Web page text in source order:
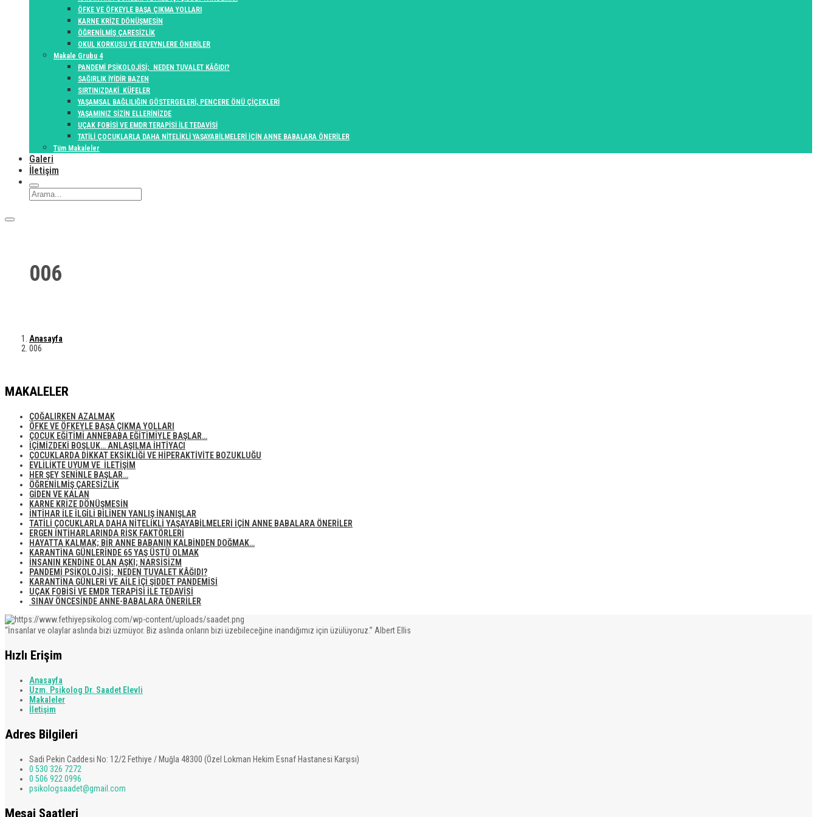
ÖFKE VE ÖFKEYLE BAŞA ÇIKMA YOLLARI
KARNE KRİZE DÖNÜŞMESİN
ÖĞRENİLMİŞ ÇARESİZLİK
OKUL KORKUSU VE EEVEYNLERE ÖNERİLER
Makale Grubu 4
PANDEMİ PSİKOLOJİSİ; NEDEN TUVALET KÂĞIDI?
SAĞIRLIK İYİDİR BAZEN
SIRTINIZDAKİ KÜFELER
YAŞAMSAL BAĞLILIĞIN GÖSTERGELERİ, PENCERE ÖNÜ ÇİÇEKLERİ
YAŞAMINIZ SİZİN ELLERİNİZDE
UÇAK FOBİSİ VE EMDR TERAPİSİ İLE TEDAVİSİ
TATİLİ ÇOCUKLARLA DAHA NİTELİKLİ YAŞAYABİLMELERİ İÇİN ANNE BABALARA ÖNERİLER
Tüm Makaleler
Galeri
İletişim
006
Anasayfa
006
MAKALELER
ÇOĞALIRKEN AZALMAK
ÖFKE VE ÖFKEYLE BAŞA ÇIKMA YOLLARI
ÇOCUK EĞİTİMİ ANNEBABA EĞİTİMİYLE BAŞLAR…
İÇİMİZDEKİ BOŞLUK… ANLAŞILMA İHTİYACI
ÇOCUKLARDA DİKKAT EKSİKLİĞİ VE HİPERAKTİVİTE BOZUKLUĞU
EVLİLİKTE UYUM VE İLETİŞİM
HER ŞEY SENİNLE BAŞLAR…
ÖĞRENİLMİŞ ÇARESİZLİK
GİDEN VE KALAN
KARNE KRİZE DÖNÜŞMESİN
İNTİHAR İLE İLGİLİ BİLİNEN YANLIŞ İNANIŞLAR
TATİLİ ÇOCUKLARLA DAHA NİTELİKLİ YAŞAYABİLMELERİ İÇİN ANNE BABALARA ÖNERİLER
ERGEN İNTİHARLARINDA RİSK FAKTÖRLERİ
HAYATTA KALMAK; BİR ANNE BABANIN KALBİNDEN DOĞMAK…
KARANTİNA GÜNLERİNDE 65 YAŞ ÜSTÜ OLMAK
İNSANIN KENDİNE OLAN AŞKI; NARSİSİZM
PANDEMİ PSİKOLOJİSİ; NEDEN TUVALET KÂĞIDI?
KARANTİNA GÜNLERİ VE AİLE İÇİ ŞİDDET PANDEMİSİ
UÇAK FOBİSİ VE EMDR TERAPİSİ İLE TEDAVİSİ
SINAV ÖNCESİNDE ANNE-BABALARA ÖNERİLER
“İnsanlar ve olaylar aslında bizi üzmüyor. Biz aslında onların bizi üzebileceğine inandığımız için üzülüyoruz.” Albert Ellis
Hızlı Erişim
Anasayfa
Uzm. Psikolog Dr. Saadet Elevli
Makaleler
İletişim
Adres Bilgileri
Sadi Pekin Caddesi No: 12/2 Fethiye / Muğla 48300 (Özel Lokman Hekim Esnaf Hastanesi Karşısı)
0 530 326 7272
0 506 922 0996
psikologsaadet@gmail.com
Mesai Saatleri